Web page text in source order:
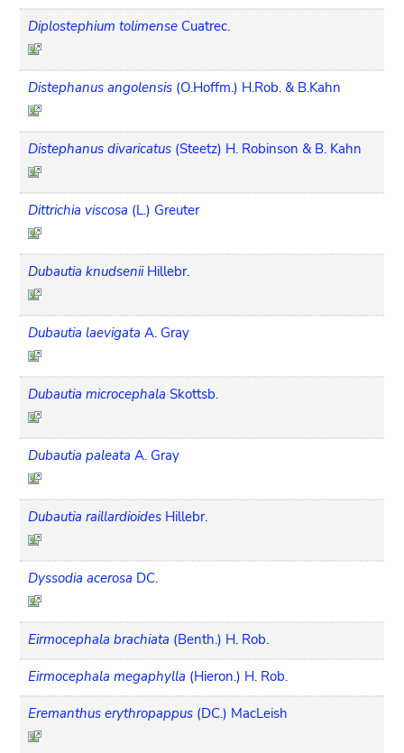
Diplostephium tolimense Cuatrec.
Distephanus angolensis (O.Hoffm.) H.Rob. & B.Kahn
Distephanus divaricatus (Steetz) H. Robinson & B. Kahn
Dittrichia viscosa (L.) Greuter
Dubautia knudsenii Hillebr.
Dubautia laevigata A. Gray
Dubautia microcephala Skottsb.
Dubautia paleata A. Gray
Dubautia raillardioides Hillebr.
Dyssodia acerosa DC.
Eirmocephala brachiata (Benth.) H. Rob.
Eirmocephala megaphylla (Hieron.) H. Rob.
Eremanthus erythropappus (DC.) MacLeish